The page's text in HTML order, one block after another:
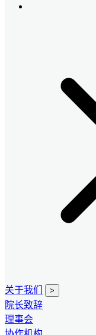
关于我们 >
院长致辞
理事会